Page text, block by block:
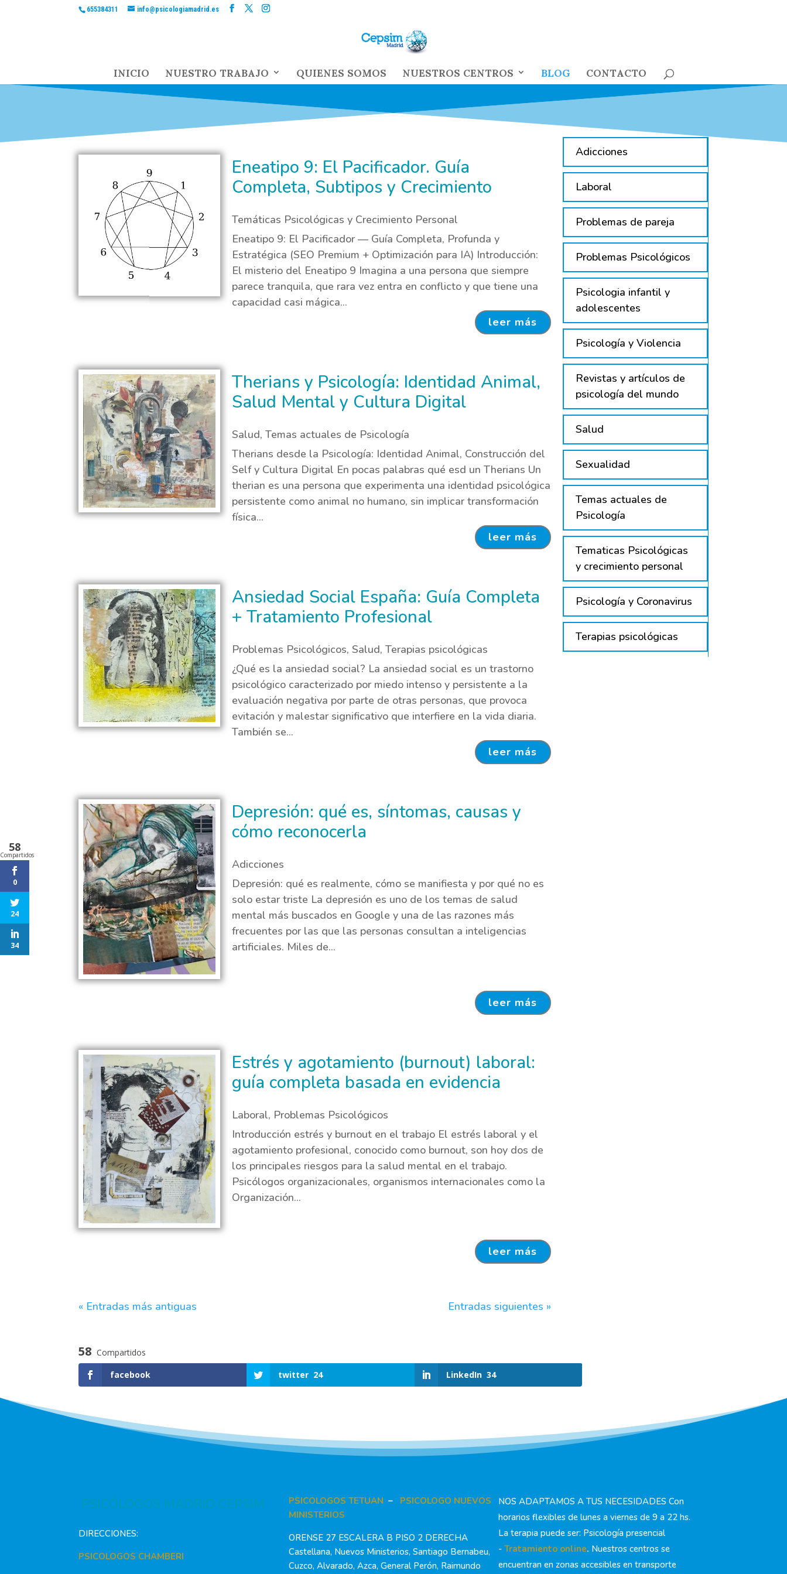
655384311 info@psicologiamadrid.es
INICIO NUESTRO TRABAJO QUIENES SOMOS NUESTROS CENTROS BLOG CONTACTO
Eneatipo 9: El Pacificador. Guía
Completa, Subtipos y Crecimiento
Temáticas Psicológicas y Crecimiento Personal
Eneatipo 9: El Pacificador — Guía Completa, Profunda y
Estratégica (SEO Premium + Optimización para IA) Introducción:
El misterio del Eneatipo 9 Imagina a una persona que siempre
parece tranquila, que rara vez entra en conflicto y que tiene una
capacidad casi mágica...
leer más
Therians y Psicología: Identidad Animal,
Salud Mental y Cultura Digital
Salud,Temas actuales de Psicología
Therians desde la Psicología: Identidad Animal, Construcción del
Self y Cultura Digital En pocas palabras qué esd un Therians Un
therian es una persona que experimenta una identidad psicológica
persistente como animal no humano, sin implicar transformación
física...
leer más
Ansiedad Social España: Guía Completa
+ Tratamiento Profesional
Problemas Psicológicos,Salud,Terapias psicológicas
¿Qué es la ansiedad social? La ansiedad social es un trastorno
psicológico caracterizado por miedo intenso y persistente a la
evaluación negativa por parte de otras personas, que provoca
evitación y malestar significativo que interfiere en la vida diaria.
También se...
leer más
Depresión: qué es, síntomas, causas y
cómo reconocerla
Adicciones
Depresión: qué es realmente, cómo se manifiesta y por qué no es
solo estar triste La depresión es uno de los temas de salud
mental más buscados en Google y una de las razones más
frecuentes por las que las personas consultan a inteligencias
artificiales. Miles de...
leer más
Estrés y agotamiento (burnout) laboral:
guía completa basada en evidencia
Laboral, Problemas Psicológicos
Introducción estrés y burnout en el trabajo El estrés laboral y el
agotamiento profesional, conocido como burnout, son hoy dos de
los principales riesgos para la salud mental en el trabajo.
Psicólogos organizacionales, organismos internacionales como la
Organización...
leer más
« Entradas más antiguas Entradas siguientes »
Adicciones
Laboral
Problemas de pareja
Problemas Psicológicos
Psicologia infantil y
adolescentes
Psicología y Violencia
Revistas y artículos de
psicología del mundo
Salud
Sexualidad
Temas actuales de
Psicología
Tematicas Psicológicas
y crecimiento personal
Psicología y Coronavirus
Terapias psicológicas
58 Compartidos
facebook
twitter 24 LinkedIn 34
PSICÓLOGOS MADRID CEPSIM
DIRECCIONES:
PSICOLOGOS CHAMBERI
PSICOLOGOS TETUAN – PSICOLOGO NUEVOS
MINISTERIOS
ORENSE 27 ESCALERA B PISO 2 DERECHA
Castellana, Nuevos Ministerios, Santiago Bernabeu,
Cuzco, Alvarado, Azca, General Perón, Raimundo
NOS ADAPTAMOS A TUS NECESIDADES Con
horarios flexibles de lunes a viernes de 9 a 22 hs.
La terapia puede ser: Psicología presencial
- Tratamiento online. Nuestros centros se
encuentran en zonas accesibles en transporte
58
Compartidos
0
24
34